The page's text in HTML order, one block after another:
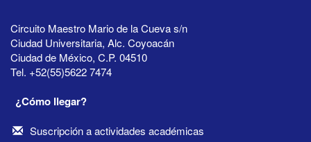
Circuito Maestro Mario de la Cueva s/n
Ciudad Universitaria, Alc. Coyoacán
Ciudad de México, C.P. 04510
Tel. +52(55)5622 7474
¿Cómo llegar?
Suscripción a actividades académicas